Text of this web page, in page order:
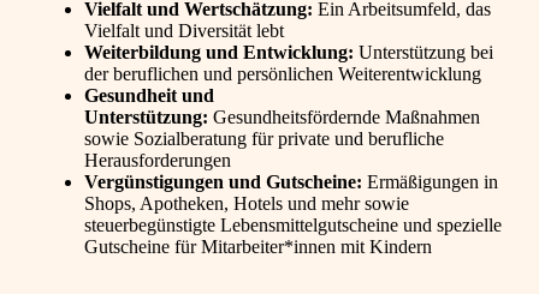
Vielfalt und Wertschätzung: Ein Arbeitsumfeld, das
Vielfalt und Diversität lebt
Weiterbildung und Entwicklung: Unterstützung bei
der beruflichen und persönlichen Weiterentwicklung
Gesundheit und
Unterstützung: Gesundheitsfördernde Maßnahmen
sowie Sozialberatung für private und berufliche
Herausforderungen
Vergünstigungen und Gutscheine: Ermäßigungen in
Shops, Apotheken, Hotels und mehr sowie
steuerbegünstigte Lebensmittelgutscheine und spezielle
Gutscheine für Mitarbeiter*innen mit Kindern